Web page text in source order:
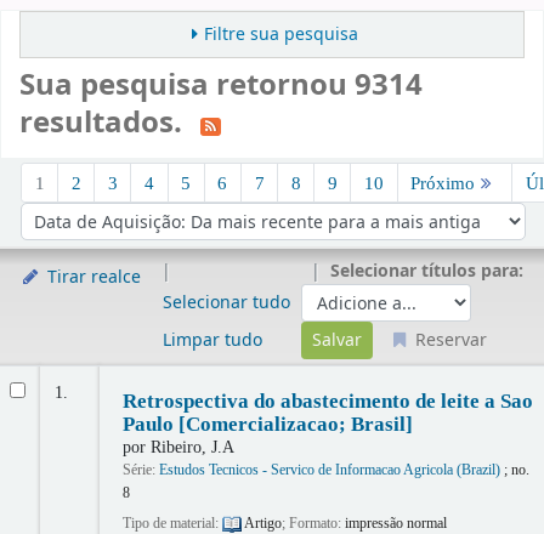
Filtre sua pesquisa
Sua pesquisa retornou 9314
resultados.
1 2 3 4 5 6 7 8 9 10 Próximo
Ordenar por:
Tirar realce
Selecionar tudo
Limpar tudo
Selecionar títulos para:
Reservar
1.
Retrospectiva do abastecimento de leite a Sao
Paulo [Comercializacao; Brasil]
por Ribeiro, J.A
Série: Estudos Tecnicos - Servico de Informacao Agricola (Brazil); no.
8
Tipo de material:
Artigo; Formato: impressão normal